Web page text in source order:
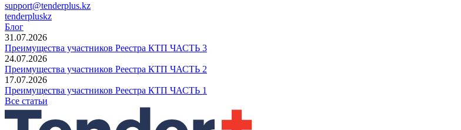
support@tenderplus.kz
tenderpluskz
Блог
31.07.2026
Преимущества участников Реестра КТП ЧАСТЬ 3
24.07.2026
Преимущества участников Реестра КТП ЧАСТЬ 2
17.07.2026
Преимущества участников Реестра КТП ЧАСТЬ 1
Все статьи